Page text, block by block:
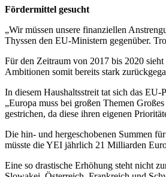
Fördermittel gesucht
„Wir müssen unsere finanziellen
Thyssen den EU-Ministern gegenüber.
Für den Zeitraum von 2017 bis 2020
Ambitionen somit bereits stark
In diesem Haushaltsstreit tat sich das
„Europa muss bei großen Themen
gestrichen, da diese ihren eigenen
Die hin- und hergeschobenen Summen
müsste die YEI jährlich 21 Milliarden
Eine so drastische Erhöhung steht nicht